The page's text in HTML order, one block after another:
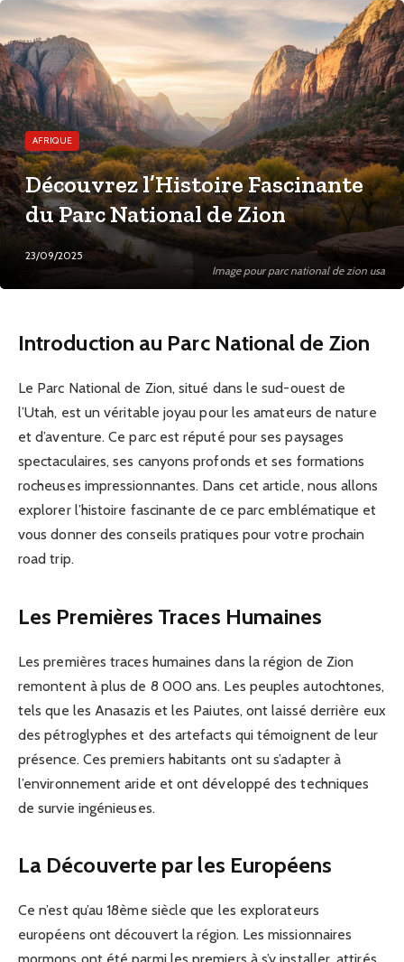
Image pour parc national de zion usa
AFRIQUE
Découvrez l’Histoire Fascinante
du Parc National de Zion
23/09/2025
Introduction au Parc National de Zion
Le Parc National de Zion, situé dans le sud-ouest de
l’Utah, est un véritable joyau pour les amateurs de nature
et d’aventure. Ce parc est réputé pour ses paysages
spectaculaires, ses canyons profonds et ses formations
rocheuses impressionnantes. Dans cet article, nous allons
explorer l’histoire fascinante de ce parc emblématique et
vous donner des conseils pratiques pour votre prochain
road trip.
Les Premières Traces Humaines
Les premières traces humaines dans la région de Zion
remontent à plus de 8 000 ans. Les peuples autochtones,
tels que les Anasazis et les Paiutes, ont laissé derrière eux
des pétroglyphes et des artefacts qui témoignent de leur
présence. Ces premiers habitants ont su s’adapter à
l’environnement aride et ont développé des techniques
de survie ingénieuses.
La Découverte par les Européens
Ce n’est qu’au 18ème siècle que les explorateurs
européens ont découvert la région. Les missionnaires